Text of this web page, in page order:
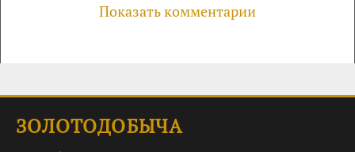
Показать комментарии
ЗОЛОТОДОБЫЧА